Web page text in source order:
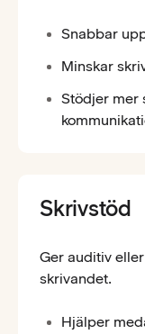
Snabbar
Minskar
Stödjer mer
Skrivstöd
Ger auditiv
skrivandet.
Hjälper